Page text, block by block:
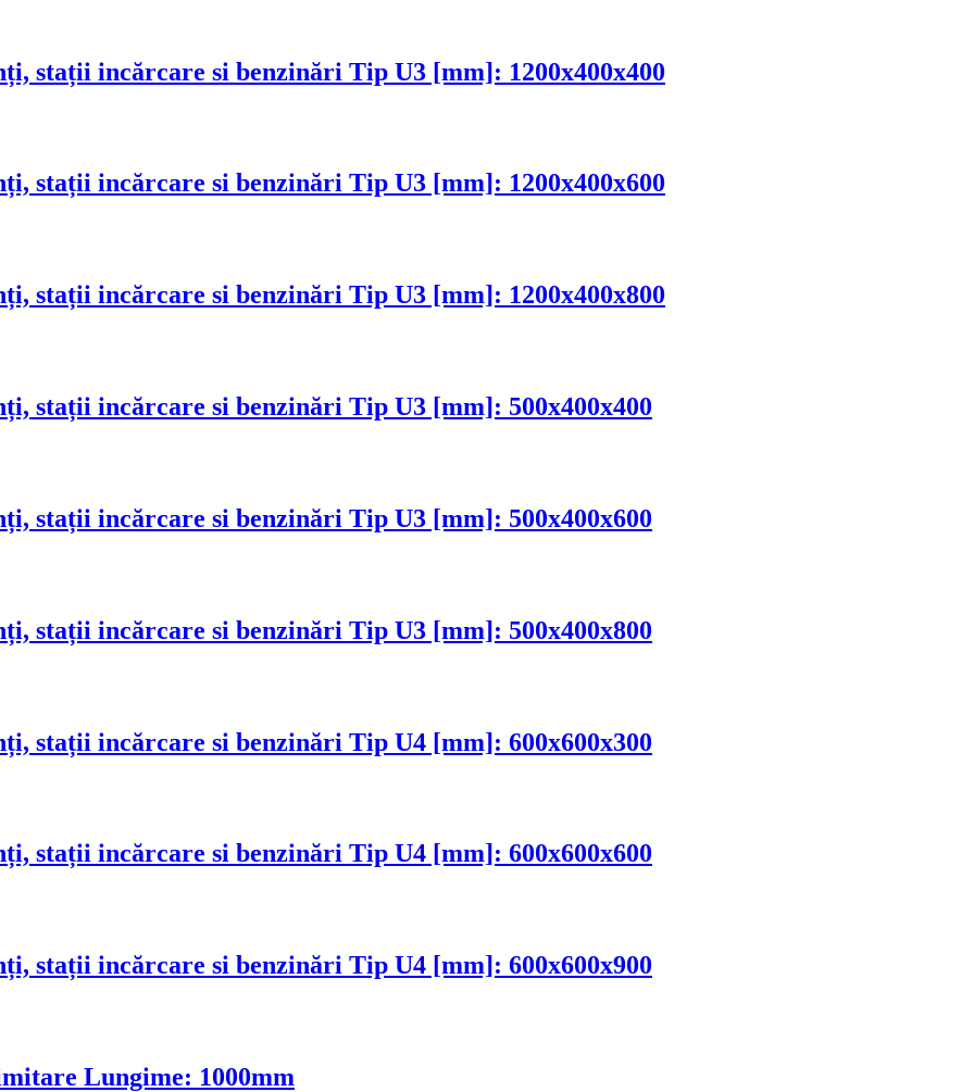
stații incărcare si benzinări Tip U3 [mm]: 1200x400x400
stații incărcare si benzinări Tip U3 [mm]: 1200x400x600
stații incărcare si benzinări Tip U3 [mm]: 1200x400x800
stații incărcare si benzinări Tip U3 [mm]: 500x400x400
stații incărcare si benzinări Tip U3 [mm]: 500x400x600
stații incărcare si benzinări Tip U3 [mm]: 500x400x800
stații incărcare si benzinări Tip U4 [mm]: 600x600x300
stații incărcare si benzinări Tip U4 [mm]: 600x600x600
stații incărcare si benzinări Tip U4 [mm]: 600x600x900
Lungime: 1000mm